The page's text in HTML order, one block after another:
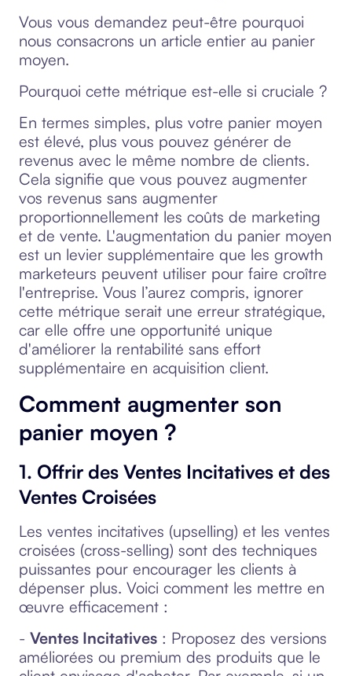
Vous vous demandez peut-être pourquoi
nous consacrons un article entier au panier
moyen.
Pourquoi cette métrique est-elle si cruciale ?
En termes simples, plus votre panier moyen
est élevé, plus vous pouvez générer de
revenus avec le même nombre de clients.
Cela signifie que vous pouvez augmenter
vos revenus sans augmenter
proportionnellement les coûts de marketing
et de vente. L'augmentation du panier moyen
est un levier supplémentaire que les growth
marketeurs peuvent utiliser pour faire croître
l'entreprise. Vous l’aurez compris, ignorer
cette métrique serait une erreur stratégique,
car elle offre une opportunité unique
d'améliorer la rentabilité sans effort
supplémentaire en acquisition client.
Comment augmenter son
panier moyen ?
1. Offrir des Ventes Incitatives et des
Ventes Croisées
Les ventes incitatives (upselling) et les ventes
croisées (cross-selling) sont des techniques
puissantes pour encourager les clients à
dépenser plus. Voici comment les mettre en
œuvre efficacement :
- Ventes Incitatives : Proposez des versions
améliorées ou premium des produits que le